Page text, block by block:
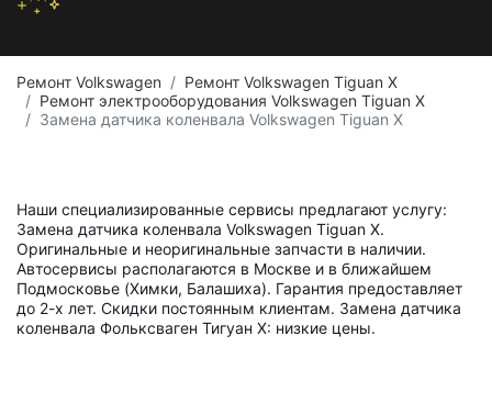
Ремонт Volkswagen
Ремонт Volkswagen Tiguan X
Ремонт электрооборудования Volkswagen Tiguan X
Замена датчика коленвала Volkswagen Tiguan X
Наши специализированные сервисы предлагают услугу:
Замена датчика коленвала Volkswagen Tiguan X.
Оригинальные и неоригинальные запчасти в наличии.
Автосервисы располагаются в Москве и в ближайшем
Подмосковье (Химки, Балашиха). Гарантия предоставляет
до 2-х лет. Скидки постоянным клиентам. Замена датчика
коленвала Фольксваген Тигуан X: низкие цены.